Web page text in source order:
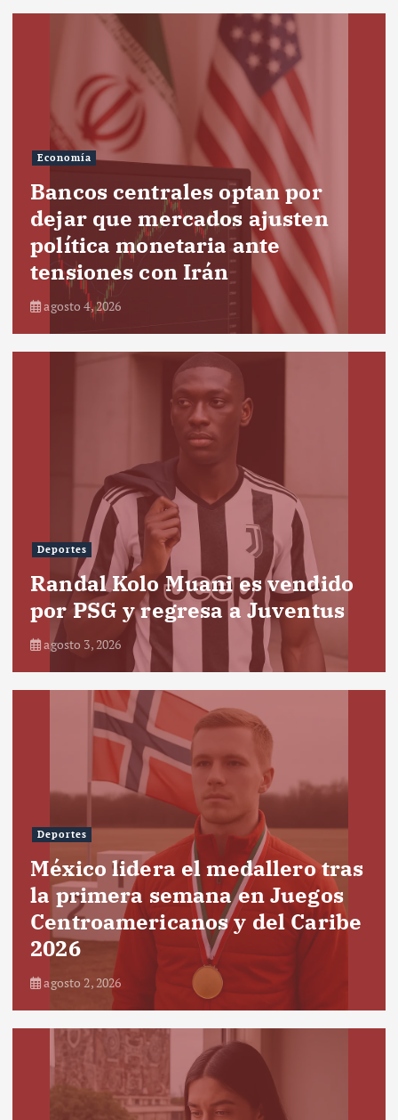
Economía
Bancos centrales optan por
dejar que mercados ajusten
política monetaria ante
tensiones con Irán
agosto 4, 2026
Deportes
Randal Kolo Muani es vendido
por PSG y regresa a Juventus
agosto 3, 2026
Deportes
México lidera el medallero tras
la primera semana en Juegos
Centroamericanos y del Caribe
2026
agosto 2, 2026